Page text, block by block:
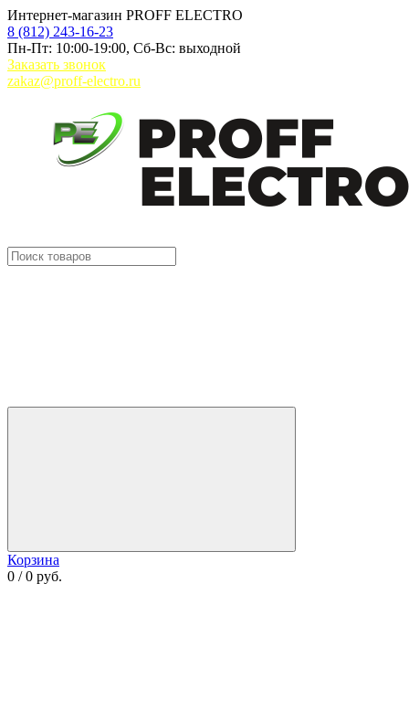
Интернет-магазин PROFF ELECTRO
8 (812) 243-16-23
Пн-Пт: 10:00-19:00, Сб-Вс: выходной
Заказать звонок
zakaz@proff-electro.ru
Корзина
0 / 0 руб.